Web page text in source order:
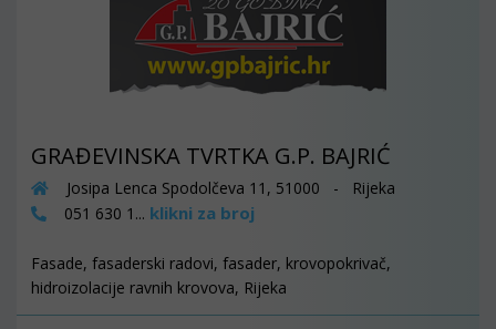
GRAĐEVINSKA TVRTKA G.P. BAJRIĆ
Josipa Lenca Spodolčeva 11, 51000 - Rijeka
051 630 1... klikni za broj
Fasade, fasaderski radovi, fasader, krovopokrivač,
hidroizolacije ravnih krovova, Rijeka